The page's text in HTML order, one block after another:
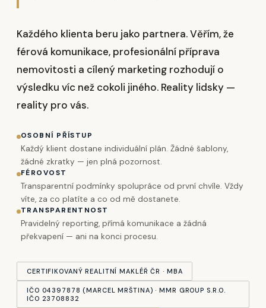
Každého klienta beru jako partnera. Věřím, že
férová komunikace, profesionální příprava
nemovitosti a cílený marketing rozhodují o
výsledku víc než cokoli jiného. Reality lidsky —
reality pro vás.
OSOBNÍ PŘÍSTUP
Každý klient dostane individuální plán. Žádné šablony,
žádné zkratky — jen plná pozornost.
FÉROVOST
Transparentní podmínky spolupráce od první chvíle. Vždy
víte, za co platíte a co od mě dostanete.
TRANSPARENTNOST
Pravidelný reporting, přímá komunikace a žádná
překvapení — ani na konci procesu.
CERTIFIKOVANÝ REALITNÍ MAKLÉŘ ČR · MBA
IČO 04397878 (MARCEL MRŠTINA) · MMR GROUP S.R.O.
IČO 23708832